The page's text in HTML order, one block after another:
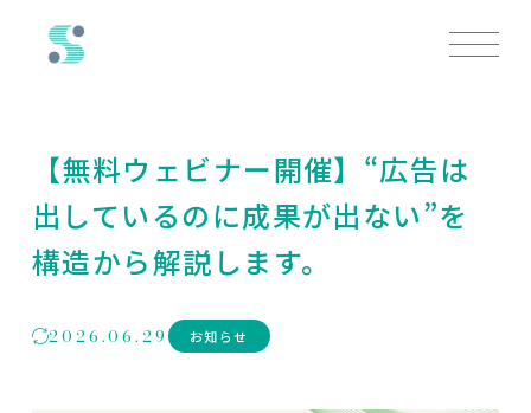
【無料ウェビナー開催】“広告は
出しているのに成果が出ない”を
構造から解説します。
2026.06.29 お知らせ